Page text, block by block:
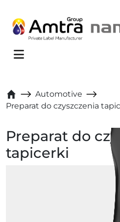
Menu
Automotive
Preparat do czyszczenia
Preparat do
tapicerki